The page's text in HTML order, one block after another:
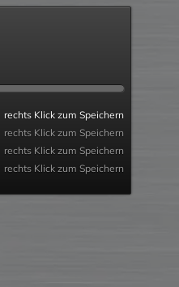
rechts Klick zum Speichern
rechts Klick zum Speichern
rechts Klick zum Speichern
rechts Klick zum Speichern